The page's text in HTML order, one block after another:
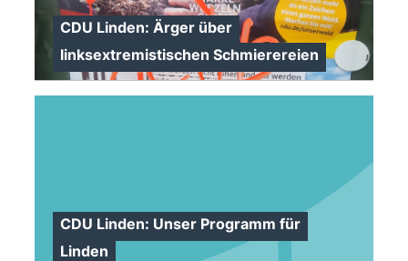
CDU Linden: Ärger über
linksextremistischen Schmierereien
>
CDU Linden: Unser Programm für
Linden